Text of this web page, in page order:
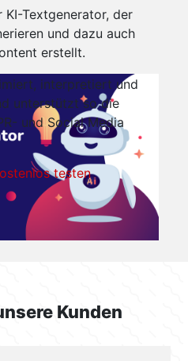
Textgenerator, der
und dazu auch
erstellt.
interpretiert und
unterstützt so die
und Social Media
testen
Kunden